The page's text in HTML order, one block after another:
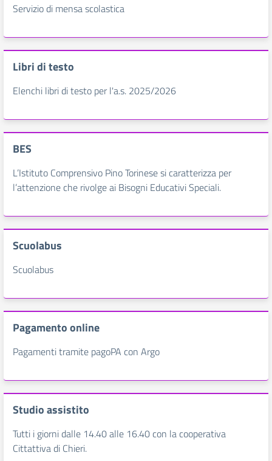
Servizio di mensa scolastica
Libri di testo
Elenchi libri di testo per l'a.s. 2025/2026
BES
L’Istituto Comprensivo Pino Torinese si caratterizza per
l’attenzione che rivolge ai Bisogni Educativi Speciali.
Scuolabus
Scuolabus
Pagamento online
Pagamenti tramite pagoPA con Argo
Studio assistito
Tutti i giorni dalle 14.40 alle 16.40 con la cooperativa
Cittattiva di Chieri.